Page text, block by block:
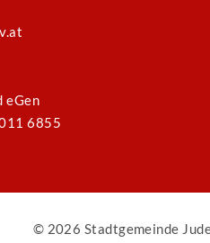
eGen
6855
© 2026 Stadtgemeinde